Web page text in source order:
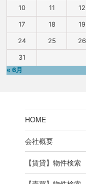
10 11 12
17 18 19
24 25 26
31
« 6月
HOME
会社概要
【賃貸】物件検索